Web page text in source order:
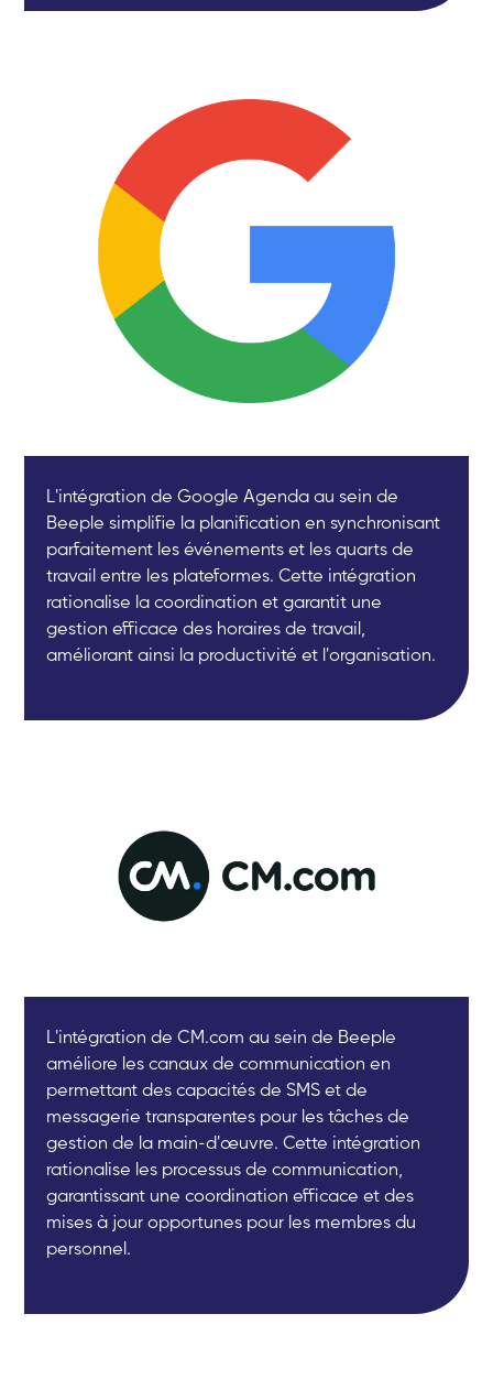
L'intégration de Google Agenda au sein de
Beeple simplifie la planification en synchronisant
parfaitement les événements et les quarts de
travail entre les plateformes. Cette intégration
rationalise la coordination et garantit une
gestion efficace des horaires de travail,
améliorant ainsi la productivité et l'organisation.
L'intégration de CM.com au sein de Beeple
améliore les canaux de communication en
permettant des capacités de SMS et de
messagerie transparentes pour les tâches de
gestion de la main-d'œuvre. Cette intégration
rationalise les processus de communication,
garantissant une coordination efficace et des
mises à jour opportunes pour les membres du
personnel.